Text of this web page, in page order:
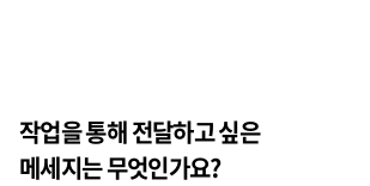
작업을 통해 전달하고 싶은
메세지는 무엇인가요?